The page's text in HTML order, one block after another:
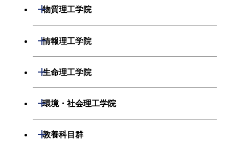
機械系
開閉
エネルギーコース
コース
システム制御コース
コース
電気電子系
開閉
エネルギーコース
情報通信コース
経営工学系
開閉
専門科目
物質理工学院
開閉
材料系
開閉
エネルギーコース
応用化学コース
専門科目
情報理工学院
開閉
数理・計算科学系
開閉
知能情報コース
情報工学コース
専門科目
生命理工学院
開閉
生命理工学系
開閉
環境・社会理工学院
開閉
建築学系
開閉
教養科目群
開閉